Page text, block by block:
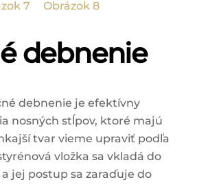
debnenie
debnenie je efektívny
nosných stĺpov, ktoré majú
tvar vieme upraviť podľa
vložka sa vkladá do
jej postup sa zaraďuje do